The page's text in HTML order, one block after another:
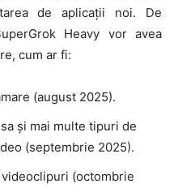
de aplicații noi. De
Heavy vor avea
cum ar fi:
(august 2025).
și mai multe tipuri de
(septembrie 2025).
(octombrie